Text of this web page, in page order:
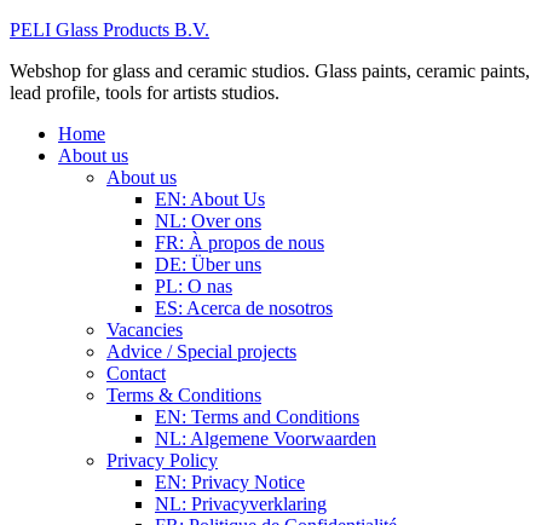
PELI Glass Products B.V.
Webshop for glass and ceramic studios. Glass paints, ceramic paints,
lead profile, tools for artists studios.
Home
About us
About us
EN: About Us
NL: Over ons
FR: À propos de nous
DE: Über uns
PL: O nas
ES: Acerca de nosotros
Vacancies
Advice / Special projects
Contact
Terms & Conditions
EN: Terms and Conditions
NL: Algemene Voorwaarden
Privacy Policy
EN: Privacy Notice
NL: Privacyverklaring